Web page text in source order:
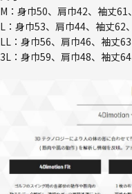
M：身巾50、肩巾42、袖丈61
L：身巾53、肩巾44、袖丈62
LL：身巾56、肩巾46、袖丈
3L：身巾59、肩巾48、袖丈